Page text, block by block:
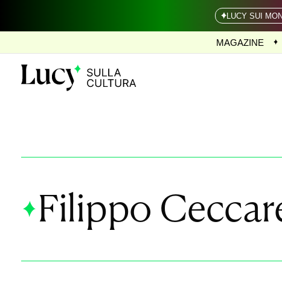
LUCY SUI
MAGAZINE
Filippo